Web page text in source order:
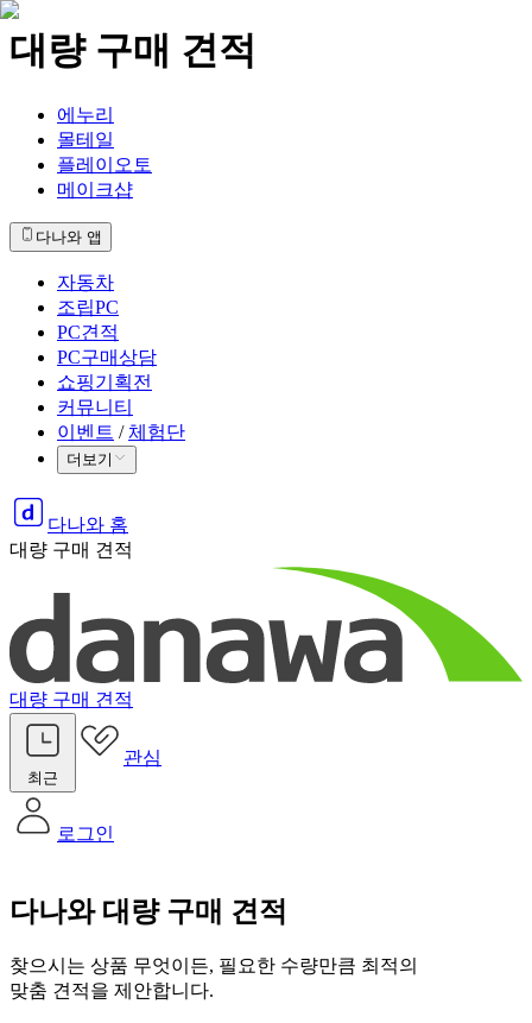
대량 구매 견적
에누리
몰테일
플레이오토
메이크샵
다나와 앱
자동차
조립PC
PC견적
PC구매상담
쇼핑기획전
커뮤니티
이벤트 / 체험단
더보기
다나와 홈
대량 구매 견적
대량 구매 견적
최근
관심
로그인
다나와 대량 구매 견적
찾으시는 상품 무엇이든, 필요한 수량만큼 최적의
맞춤 견적을 제안합니다.